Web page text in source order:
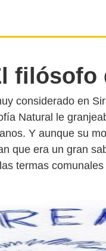
filósofo
considerado en
Natural le
Y aunque su
que era un gran
termas